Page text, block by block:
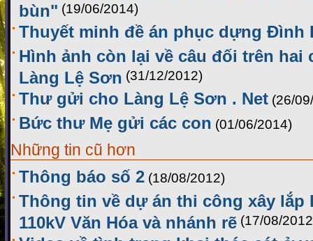
bùn" (19/06/2014)
Thuyết minh đề án phục dựng Đình
Hình ảnh còn lại về câu đối trên hai
Làng Lệ Sơn (31/12/2012)
Thư gửi cho Làng Lệ Sơn . Net (26/
Bức thư Mẹ gửi các con (01/06/2014)
Những tin cũ hơn
Thông báo số 2 (18/08/2012)
Thông tin về dự án thi công xây lắp
110kV Văn Hóa và nhánh rẽ (17/08/